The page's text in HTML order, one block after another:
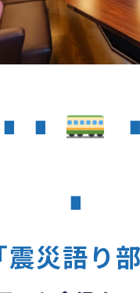
∎
∎
災語り